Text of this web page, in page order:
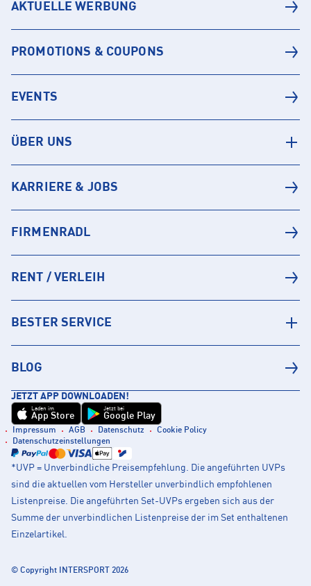
AKTUELLE WERBUNG
PROMOTIONS & COUPONS
EVENTS
ÜBER UNS
KARRIERE & JOBS
FIRMENRADL
RENT / VERLEIH
BESTER SERVICE
BLOG
JETZT APP DOWNLOADEN!
Laden im
App Store
Jetzt bei
Google Play
Impressum AGB Datenschutz
Cookie Policy
Datenschutzeinstellungen
*UVP = Unverbindliche Preisempfehlung. Die angeführten UVPs
sind die aktuellen vom Hersteller unverbindlich empfohlenen
Listenpreise. Die angeführten Set-UVPs ergeben sich aus der
Summe der unverbindlichen Listenpreise der im Set enthaltenen
Einzelartikel.
© Copyright INTERSPORT 2026